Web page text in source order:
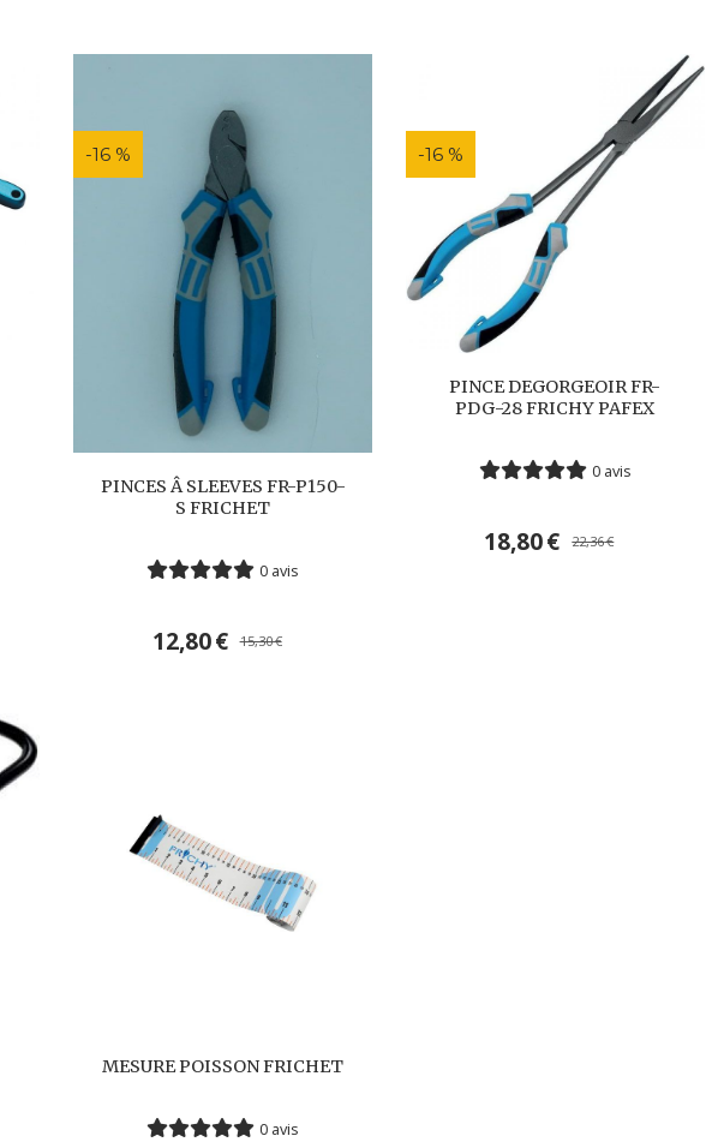
-16 %
PINCES Â SLEEVES FR-P150-
S FRICHET
0 avis
12,80€ 15,30€
-16 %
PINCE DEGORGEOIR FR-
PDG-28 FRICHY PAFEX
0 avis
18,80€ 22,36€
MESURE POISSON FRICHET
0 avis